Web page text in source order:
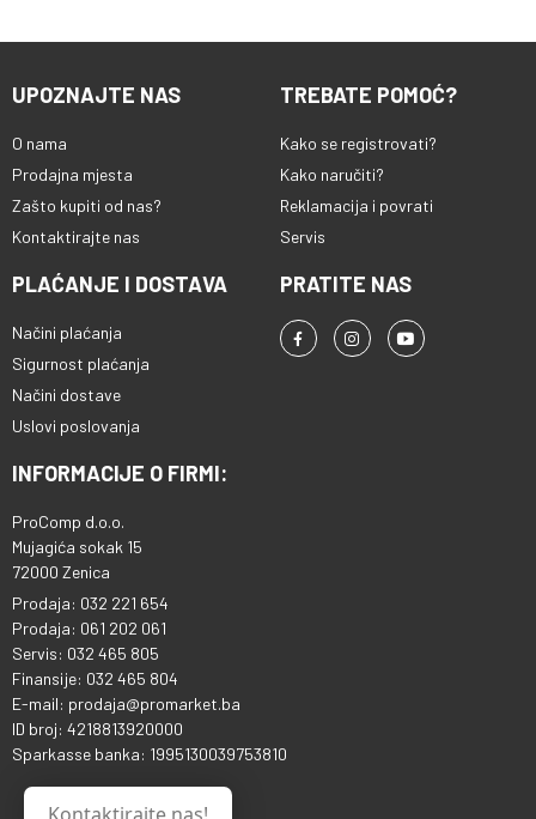
UPOZNAJTE NAS
O nama
Prodajna mjesta
Zašto kupiti od nas?
Kontaktirajte nas
TREBATE POMOĆ?
Kako se registrovati?
Kako naručiti?
Reklamacija i povrati
Servis
PLAĆANJE I DOSTAVA
Načini plaćanja
Sigurnost plaćanja
Načini dostave
Uslovi poslovanja
PRATITE NAS
INFORMACIJE O FIRMI:
ProComp d.o.o.
Mujagića sokak 15
72000 Zenica
Prodaja: 032 221 654
Prodaja: 061 202 061
Servis: 032 465 805
Finansije: 032 465 804
E-mail: prodaja@promarket.ba
ID broj: 4218813920000
Sparkasse banka: 1995130039753810